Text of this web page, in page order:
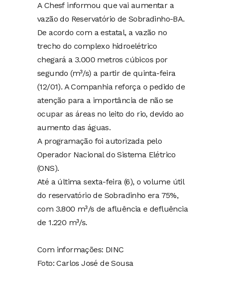
A Chesf informou que vai aumentar a
vazão do Reservatório de Sobradinho-BA.
De acordo com a estatal, a vazão no
trecho do complexo hidroelétrico
chegará a 3.000 metros cúbicos por
segundo (m³/s) a partir de quinta-feira
(12/01). A Companhia reforça o pedido de
atenção para a importância de não se
ocupar as áreas no leito do rio, devido ao
aumento das águas.
A programação foi autorizada pelo
Operador Nacional do Sistema Elétrico
(ONS).
Até a última sexta-feira (6), o volume útil
do reservatório de Sobradinho era 75%,
com 3.800 m³/s de afluência e defluência
de 1.220 m³/s.
Com informações: DINC
Foto: Carlos José de Sousa